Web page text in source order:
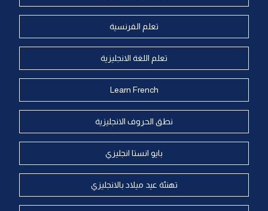
تعلم الفرنسية
تعلم اللغة الانجليزية
Learn French
نطق الحروف الانجليزية
بايو انستا انجليزي
تهنئة عيد ميلاد بالانجليزي